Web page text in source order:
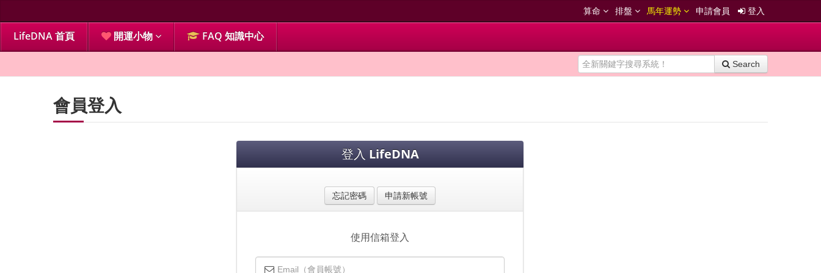
算命 排盤 馬年運勢 申請會員 登入
LifeDNA 首頁 開運小物 FAQ 知識中心
Search
會員登入
登入 LifeDNA
忘記密碼 申請新帳號
使用信箱登入